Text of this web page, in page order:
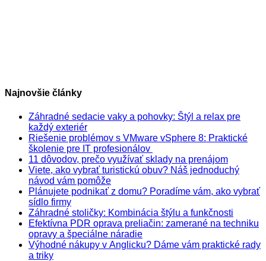
Najnovšie články
Záhradné sedacie vaky a pohovky: Štýl a relax pre
každý exteriér
Riešenie problémov s VMware vSphere 8: Praktické
školenie pre IT profesionálov
11 dôvodov, prečo využívať sklady na prenájom
Viete, ako vybrať turistickú obuv? Náš jednoduchý
návod vám pomôže
Plánujete podnikať z domu? Poradíme vám, ako vybrať
sídlo firmy
Záhradné stoličky: Kombinácia štýlu a funkčnosti
Efektívna PDR oprava preliačin: zamerané na techniku
opravy a špeciálne náradie
Výhodné nákupy v Anglicku? Dáme vám praktické rady
a triky